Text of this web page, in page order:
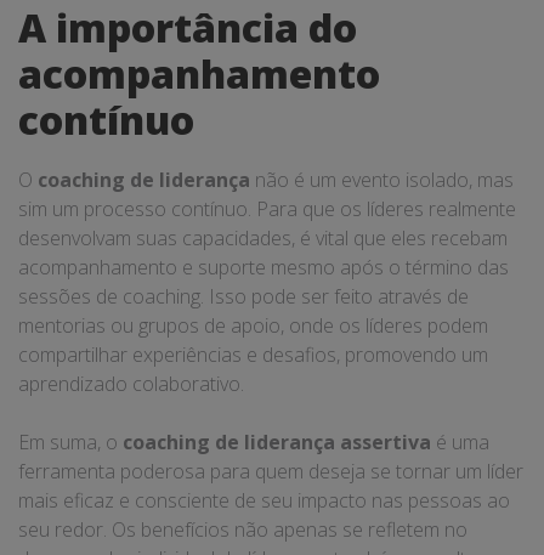
A importância do
acompanhamento
contínuo
O coaching de liderança não é um evento isolado, mas
sim um processo contínuo. Para que os líderes realmente
desenvolvam suas capacidades, é vital que eles recebam
acompanhamento e suporte mesmo após o término das
sessões de coaching. Isso pode ser feito através de
mentorias ou grupos de apoio, onde os líderes podem
compartilhar experiências e desafios, promovendo um
aprendizado colaborativo.
Em suma, o coaching de liderança assertiva é uma
ferramenta poderosa para quem deseja se tornar um líder
mais eficaz e consciente de seu impacto nas pessoas ao
seu redor. Os benefícios não apenas se refletem no